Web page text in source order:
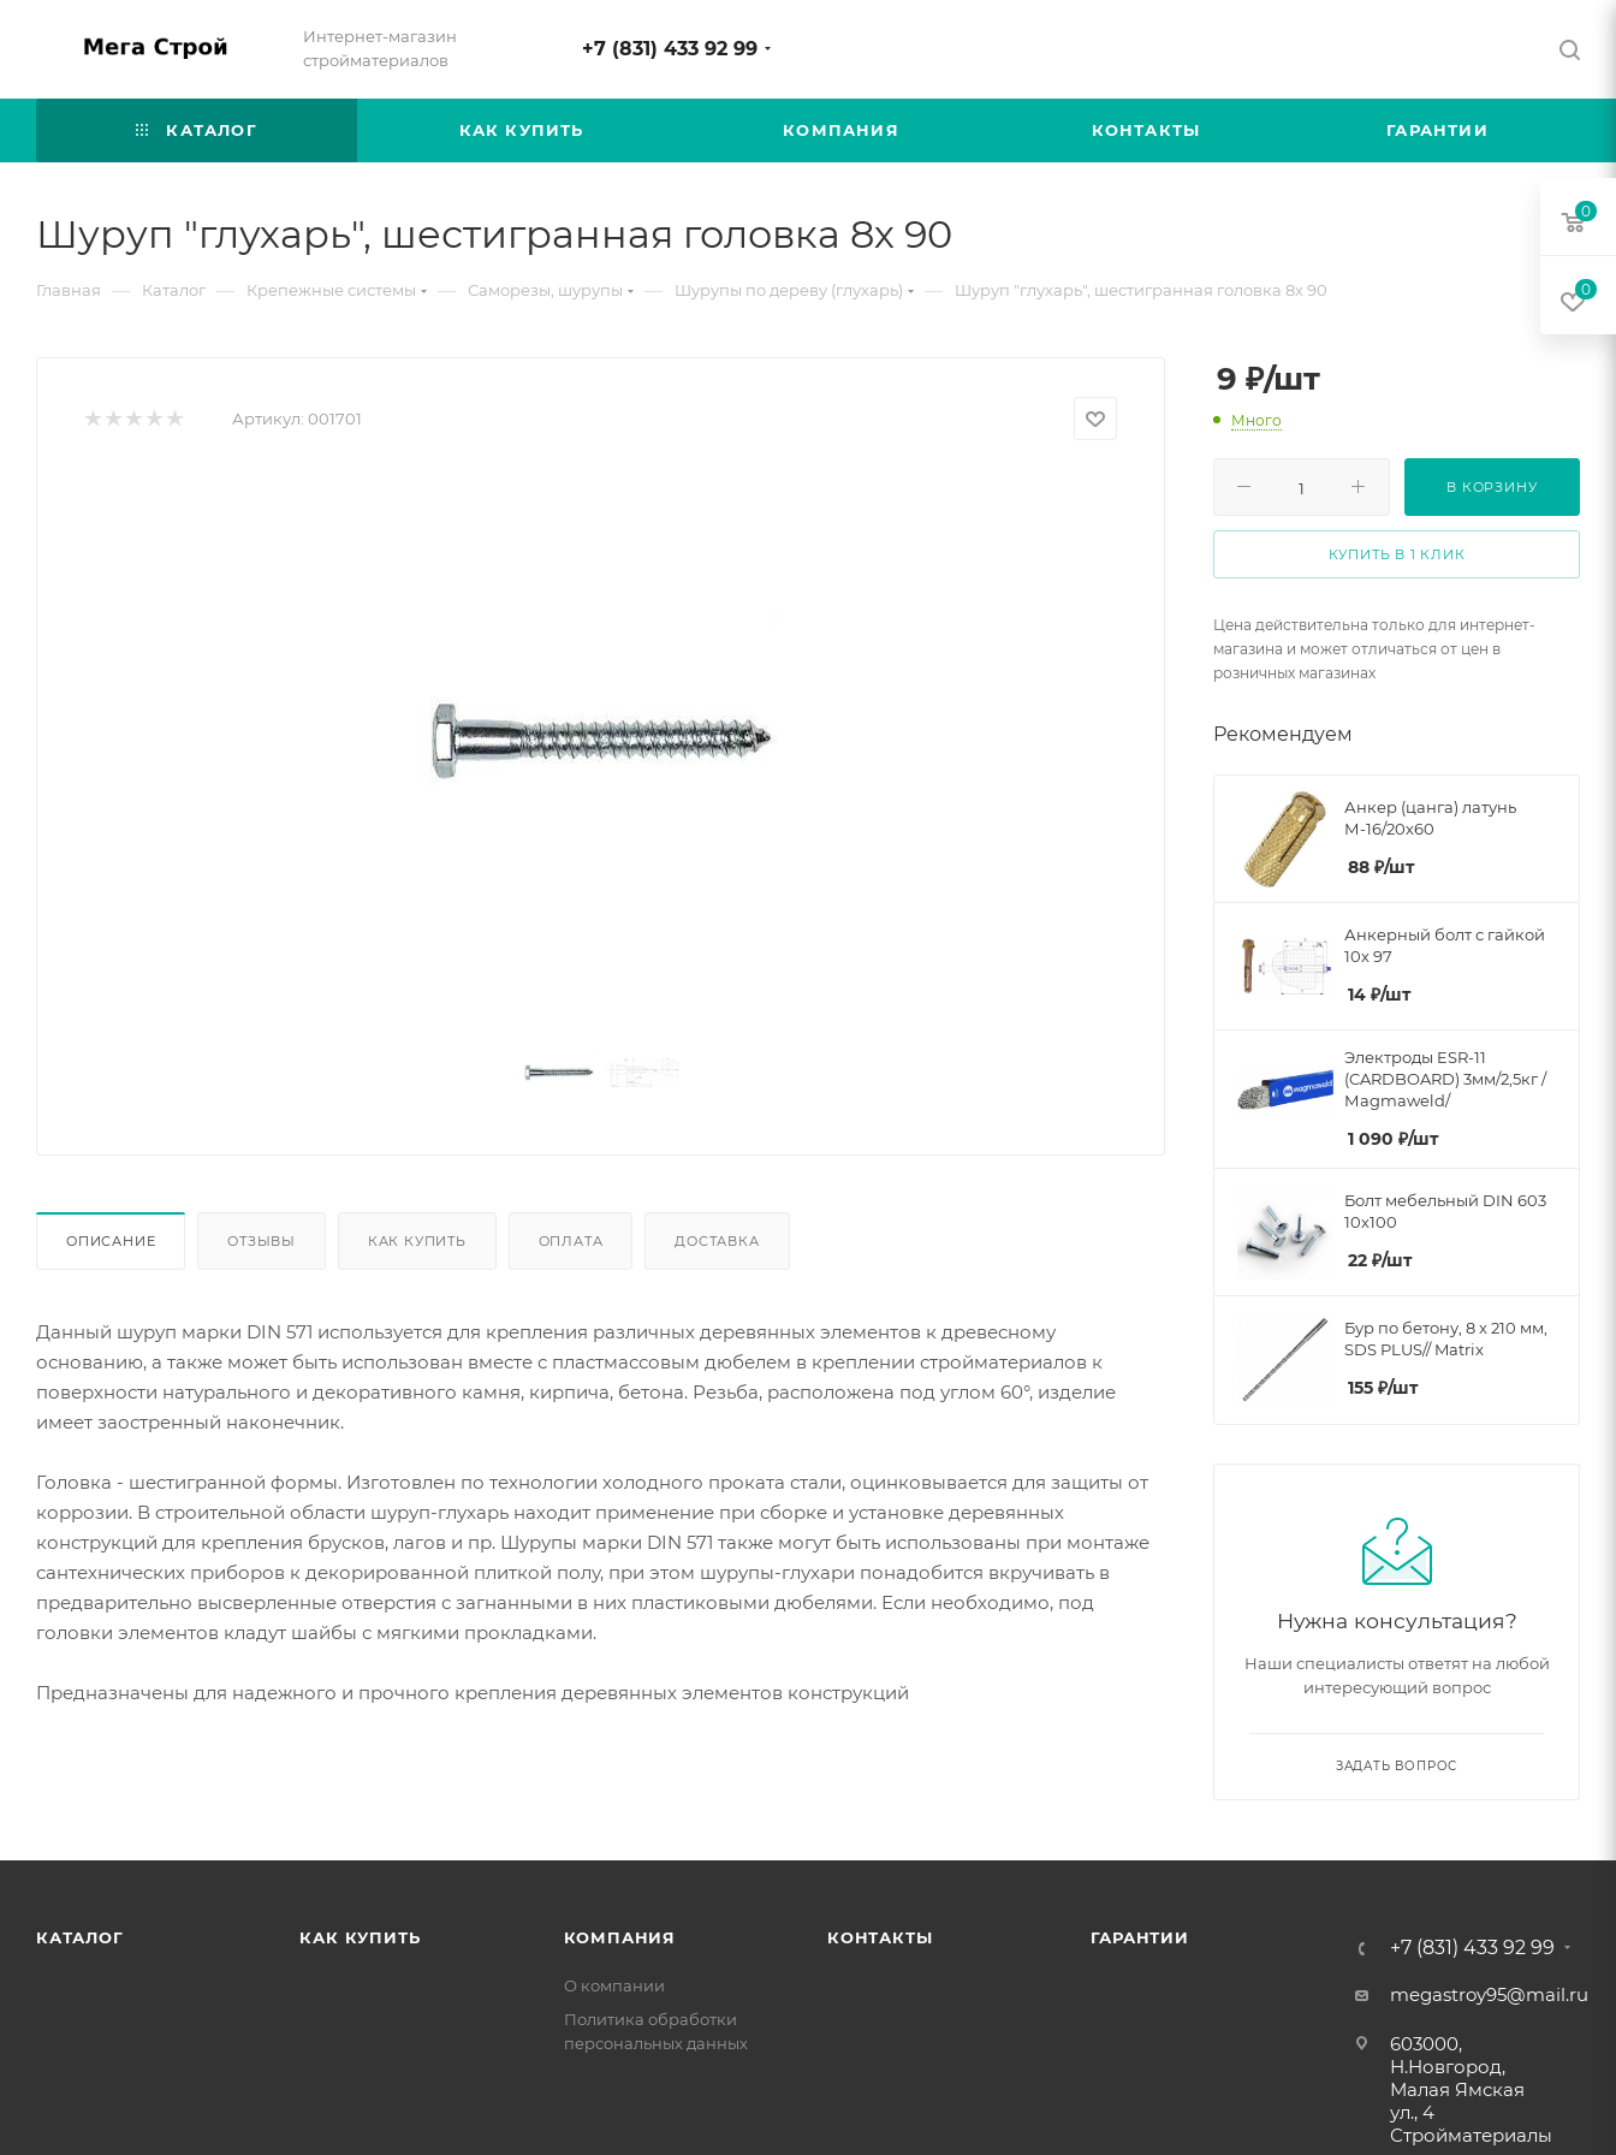
Интернет-магазин
стройматериалов
+7 (831) 433 92 99
КАТАЛОГ КАК КУПИТЬ КОМПАНИЯ КОНТАКТЫ ГАРАНТИИ
Шуруп "глухарь", шестигранная головка 8х 90
Главная — Каталог — Крепежные системы — Саморезы, шурупы — Шурупы по дереву (глухарь) — Шуруп "глухарь", шестигранная головка 8х 90
Артикул: 001701
ОПИСАНИЕ ОТЗЫВЫ КАК КУПИТЬ ОПЛАТА ДОСТАВКА
Данный шуруп марки DIN 571 используется для крепления различных деревянных элементов к древесному
основанию, а также может быть использован вместе с пластмассовым дюбелем в креплении стройматериалов к
поверхности натурального и декоративного камня, кирпича, бетона. Резьба, расположена под углом 60°, изделие
имеет заостренный наконечник.
Головка - шестигранной формы. Изготовлен по технологии холодного проката стали, оцинковывается для защиты от
коррозии. В строительной области шуруп-глухарь находит применение при сборке и установке деревянных
конструкций для крепления брусков, лагов и пр. Шурупы марки DIN 571 также могут быть использованы при монтаже
сантехнических приборов к декорированной плиткой полу, при этом шурупы-глухари понадобится вкручивать в
предварительно высверленные отверстия с загнанными в них пластиковыми дюбелями. Если необходимо, под
головки элементов кладут шайбы с мягкими прокладками.
Предназначены для надежного и прочного крепления деревянных элементов конструкций
9 ₽/шт
Много
В КОРЗИНУ
КУПИТЬ В 1 КЛИК
Цена действительна только для интернет-
магазина и может отличаться от цен в
розничных магазинах
Рекомендуем
Анкер (цанга) латунь
М-16/20х60
88 ₽/шт
Анкерный болт с гайкой
10х 97
14 ₽/шт
Электроды ESR-11
(CARDBOARD) 3мм/2,5кг /
Мagmaweld/
1 090 ₽/шт
Болт мебельный DIN 603
10х100
22 ₽/шт
Бур по бетону, 8 x 210 мм,
SDS PLUS// Matrix
155 ₽/шт
Нужна консультация?
Наши специалисты ответят на любой
интересующий вопрос
ЗАДАТЬ ВОПРОС
КАТАЛОГ КАК КУПИТЬ КОМПАНИЯ
О компании
Политика обработки
персональных данных
КОНТАКТЫ ГАРАНТИИ +7 (831) 433 92 99
megastroy95@mail.ru
603000,
Н.Новгород,
Малая Ямская
ул., 4
Стройматериалы
0
0